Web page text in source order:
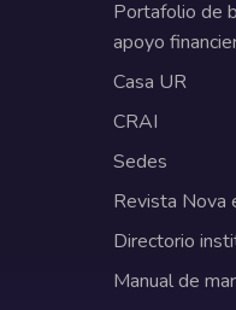
Portafolio de
apoyo
Casa UR
CRAI
Sedes
Revista Nova
Directorio
Manual de